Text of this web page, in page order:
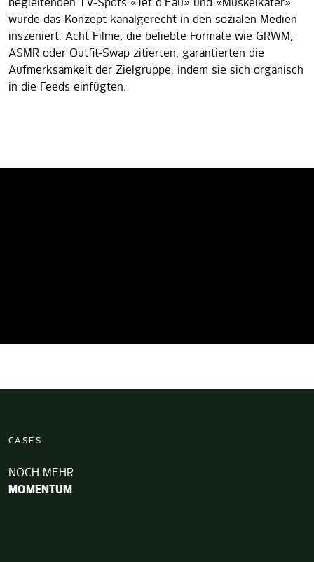
wurde das Konzept kanalgerecht in den sozialen Medien
inszeniert. Acht Filme, die beliebte Formate wie GRWM,
ASMR oder Outfit-Swap zitierten, garantierten die
Aufmerksamkeit der Zielgruppe, indem sie sich organisch
in die Feeds einfügten.
CASES
NOCH MEHR
MOMENTUM